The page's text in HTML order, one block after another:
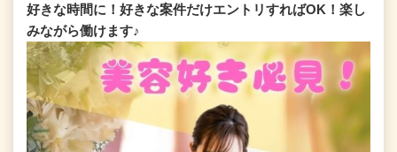
好きな時間に！好きな案件だけエントリすればOK！楽し
みながら働けます♪